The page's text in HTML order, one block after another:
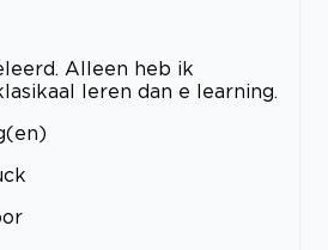
Alleen heb ik
leren dan e learning.